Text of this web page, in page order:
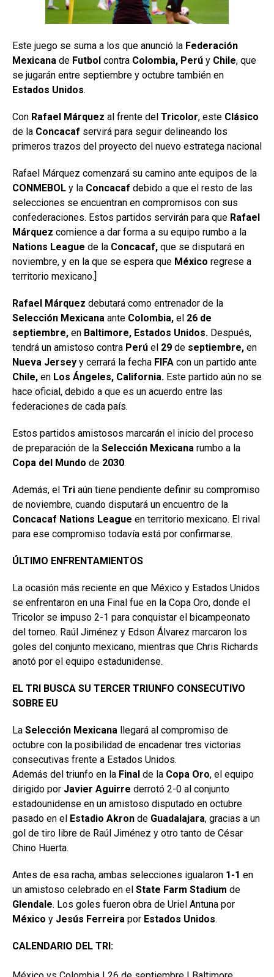
Este juego se suma a los que anunció la Federación
Mexicana de Futbol contra Colombia, Perú y Chile, que
se jugarán entre septiembre y octubre también en
Estados Unidos.
Con Rafael Márquez al frente del Tricolor, este Clásico
de la Concacaf servirá para seguir delineando los
primeros trazos del proyecto del nuevo estratega nacional
Rafael Márquez comenzará su camino ante equipos de la
CONMEBOL y la Concacaf debido a que el resto de las
selecciones se encuentran en compromisos con sus
confederaciones. Estos partidos servirán para que Rafael
Márquez comience a dar forma a su equipo rumbo a la
Nations League de la Concacaf, que se disputará en
noviembre, y en la que se espera que México regrese a
territorio mexicano.]
Rafael Márquez debutará como entrenador de la
Selección Mexicana ante Colombia, el 26 de
septiembre, en Baltimore, Estados Unidos. Después,
tendrá un amistoso contra Perú el 29 de septiembre, en
Nueva Jersey y cerrará la fecha FIFA con un partido ante
Chile, en Los Ángeles, California. Este partido aún no se
hace oficial, debido a que es un acuerdo entre las
federaciones de cada país.
Estos partidos amistosos marcarán el inicio del proceso
de preparación de la Selección Mexicana rumbo a la
Copa del Mundo de 2030.
Además, el Tri aún tiene pendiente definir su compromiso
de noviembre, cuando disputará un encuentro de la
Concacaf Nations League en territorio mexicano. El rival
para ese compromiso todavía está por confirmarse.
ÚLTIMO ENFRENTAMIENTOS
La ocasión más reciente en que México y Estados Unidos
se enfrentaron en una Final fue en la Copa Oro, donde el
Tricolor se impuso 2-1 para conquistar el bicampeonato
del torneo. Raúl Jiménez y Edson Álvarez marcaron los
goles del conjunto mexicano, mientras que Chris Richards
anotó por el equipo estadunidense.
EL TRI BUSCA SU TERCER TRIUNFO CONSECUTIVO
SOBRE EU
La Selección Mexicana llegará al compromiso de
octubre con la posibilidad de encadenar tres victorias
consecutivas frente a Estados Unidos.
Además del triunfo en la Final de la Copa Oro, el equipo
dirigido por Javier Aguirre derrotó 2-0 al conjunto
estadounidense en un amistoso disputado en octubre
pasado en el Estadio Akron de Guadalajara, gracias a un
gol de tiro libre de Raúl Jiménez y otro tanto de César
Chino Huerta.
Antes de esa racha, ambas selecciones igualaron 1-1 en
un amistoso celebrado en el State Farm Stadium de
Glendale. Los goles fueron obra de Uriel Antuna por
México y Jesús Ferreira por Estados Unidos.
CALENDARIO DEL TRI: